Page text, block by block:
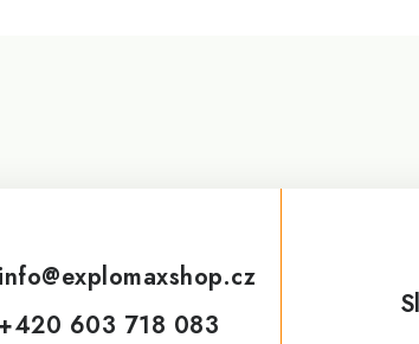
info@explomaxshop.cz
+420 603 718 083